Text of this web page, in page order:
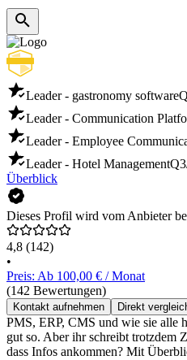
Leader - gastronomy software
Leader - Communication
Leader - Employee
Leader - Hotel Management
Überblick
Dieses Profil wird vom Anbieter
4,8 (142)
•
Preis: Ab 100,00 € / Monat
(142 Bewertungen)
Kontakt aufnehmen Direkt
PMS, ERP, CMS und wie sie alle
gut so. Aber ihr schreibt trotzdem
dass Infos ankommen? Mit